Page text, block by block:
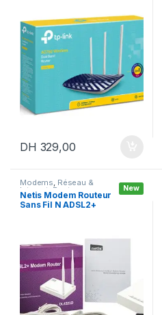
DH 329,00
New
Modems, Réseau &
Internet, Routeurs
Netis Modem Routeur
Sans Fil N ADSL2+